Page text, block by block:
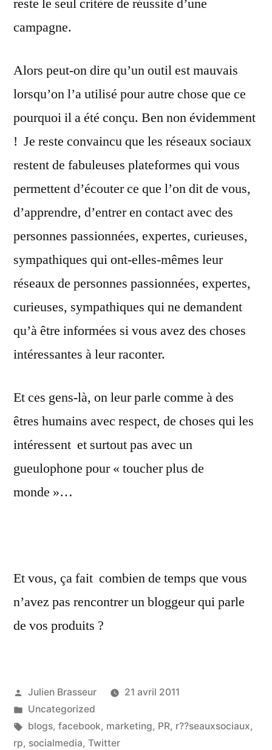
reste le seul critère de réussite d’une
campagne.
Alors peut-on dire qu’un outil est mauvais
lorsqu’on l’a utilisé pour autre chose que ce
pourquoi il a été conçu. Ben non évidemment
! Je reste convaincu que les réseaux sociaux
restent de fabuleuses plateformes qui vous
permettent d’écouter ce que l’on dit de vous,
d’apprendre, d’entrer en contact avec des
personnes passionnées, expertes, curieuses,
sympathiques qui ont-elles-mêmes leur
réseaux de personnes passionnées, expertes,
curieuses, sympathiques qui ne demandent
qu’à être informées si vous avez des choses
intéressantes à leur raconter.
Et ces gens-là, on leur parle comme à des
êtres humains avec respect, de choses qui les
intéressent et surtout pas avec un
gueulophone pour « toucher plus de
monde »…
Et vous, ça fait combien de temps que vous
n’avez pas rencontrer un bloggeur qui parle
de vos produits ?
Publié
par
Julien Brasseur
21 avril 2011
Publié
dans
Uncategorized
Étiquettes :
blogs, facebook, marketing, PR, r??seauxsociaux,
rp, socialmedia, Twitter